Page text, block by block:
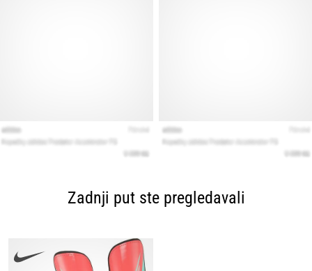
Zadnji put ste pregledavali